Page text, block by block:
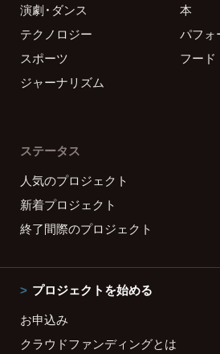
演劇・ダンス
本
テクノロジー
パフォ
スポーツ
フード
ジャーナリズム
ステータス
人気のプロジェクト
新着プロジェクト
終了間際のプロジェクト
プロジェクトを始める
お申込み
クラウドファンディングとは